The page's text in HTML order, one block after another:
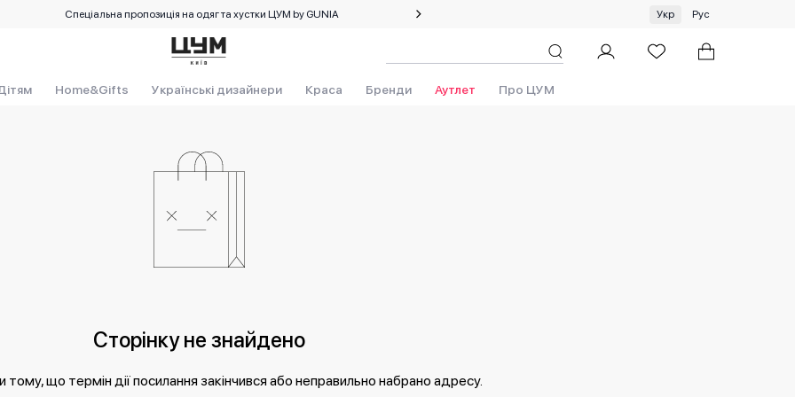
Спеціальна пропозиція на одяг та хустки ЦУМ by GUNIA Укр Рус
Home&Gifts Українські дизайнери Краса Бренди Аутлет Про ЦУМ
Сторінку не знайдено
що термін дії посилання закінчився або неправильно набрано адресу.